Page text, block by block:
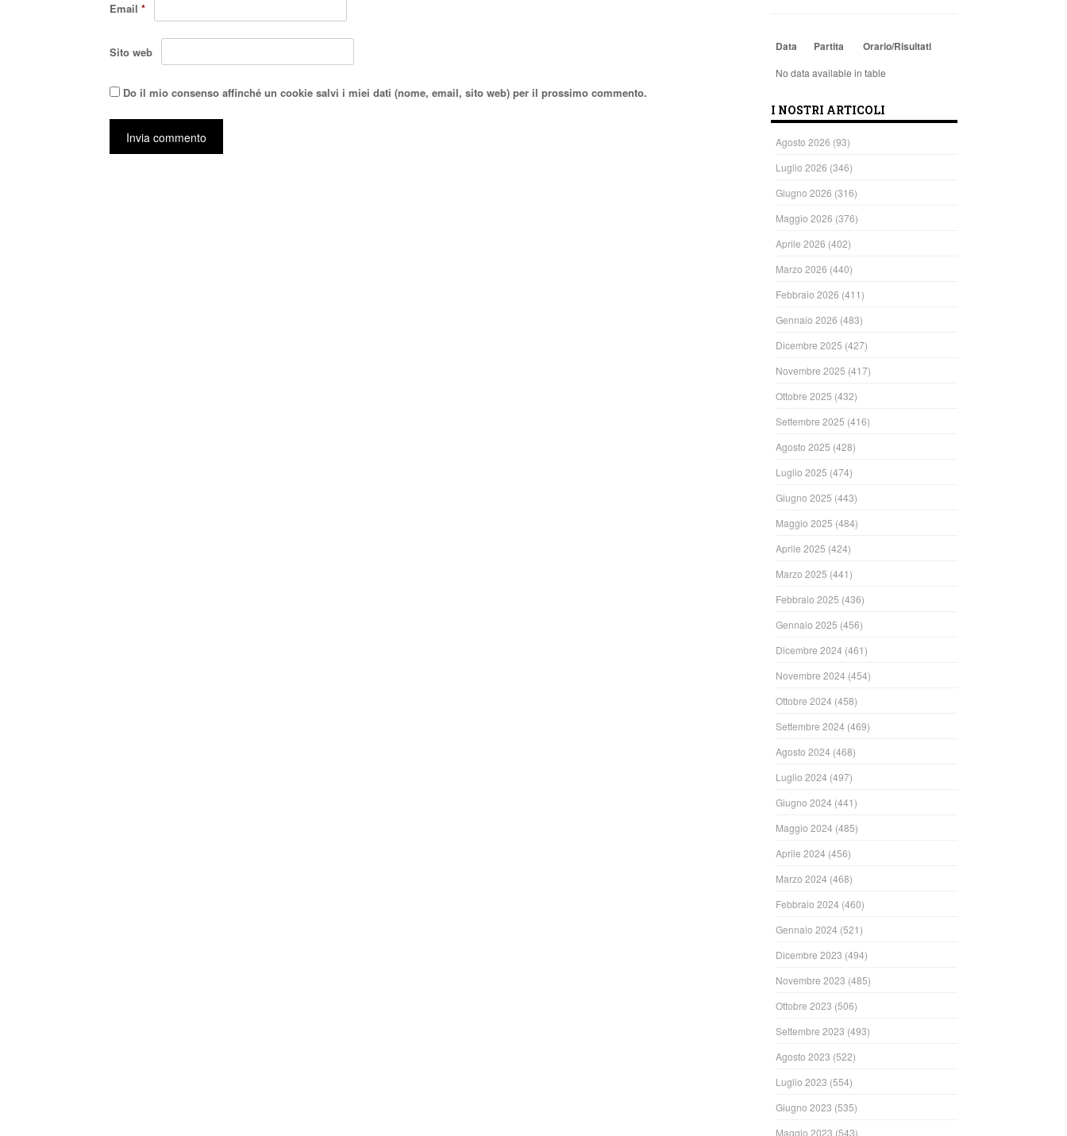
Email *
Sito web
Do il mio consenso affinché un cookie salvi i miei dati (nome, email, sito web) per il prossimo commento.
Data Partita Orario/Risultati
No data available in table
I NOSTRI ARTICOLI
Agosto 2026 (93)
Luglio 2026 (346)
Giugno 2026 (316)
Maggio 2026 (376)
Aprile 2026 (402)
Marzo 2026 (440)
Febbraio 2026 (411)
Gennaio 2026 (483)
Dicembre 2025 (427)
Novembre 2025 (417)
Ottobre 2025 (432)
Settembre 2025 (416)
Agosto 2025 (428)
Luglio 2025 (474)
Giugno 2025 (443)
Maggio 2025 (484)
Aprile 2025 (424)
Marzo 2025 (441)
Febbraio 2025 (436)
Gennaio 2025 (456)
Dicembre 2024 (461)
Novembre 2024 (454)
Ottobre 2024 (458)
Settembre 2024 (469)
Agosto 2024 (468)
Luglio 2024 (497)
Giugno 2024 (441)
Maggio 2024 (485)
Aprile 2024 (456)
Marzo 2024 (468)
Febbraio 2024 (460)
Gennaio 2024 (521)
Dicembre 2023 (494)
Novembre 2023 (485)
Ottobre 2023 (506)
Settembre 2023 (493)
Agosto 2023 (522)
Luglio 2023 (554)
Giugno 2023 (535)
Maggio 2023 (543)